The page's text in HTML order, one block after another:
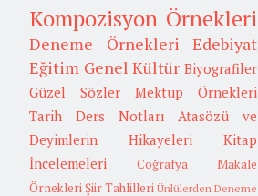
Kompozisyon Örnekleri
Deneme Örnekleri
Edebiyat
Eğitim Genel Kültür Biyografiler
Güzel Sözler
Mektup Örnekleri
Tarih
Ders Notları
Atasözü ve
Deyimlerin Hikayeleri
Kitap
İncelemeleri
Coğrafya
Makale
Örnekleri Şiir Tahlilleri Ünlülerden Deneme